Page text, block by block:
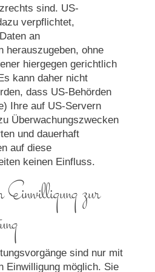
sind. US-
verpflichtet,
an
herauszugeben, ohne
hiergegen gerichtlich
kann daher nicht
dass US-Behörden
Ihre auf US-Servern
Überwachungszwecken
und dauerhaft
auf diese
keinen Einfluss.
zur
sind nur mit
Einwilligung möglich. Sie